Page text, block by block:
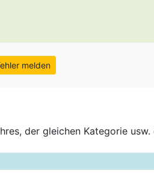
der gleichen Kategorie